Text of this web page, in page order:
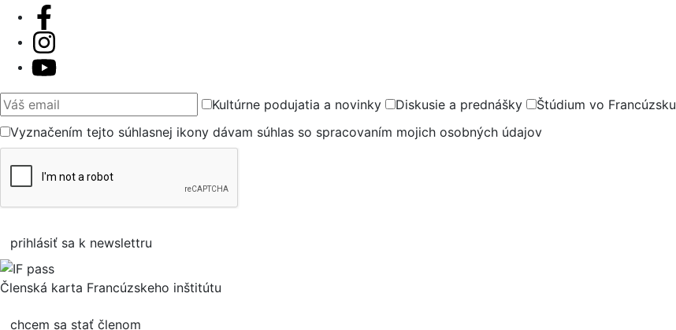
Váš email Kultúrne podujatia a novinky Diskusie a prednášky Štúdium vo Francúzsku
Vyznačením tejto súhlasnej ikony dávam súhlas so spracovaním mojich osobných údajov
prihlásiť sa k newslettru
Členská karta Francúzskeho inštitútu
chcem sa stať členom